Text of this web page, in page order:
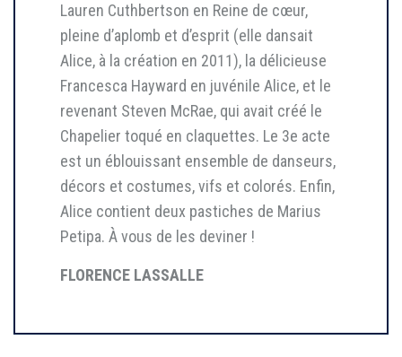
Lauren Cuthbertson en Reine de cœur,
pleine d’aplomb et d’esprit (elle dansait
Alice, à la création en 2011), la délicieuse
Francesca Hayward en juvénile Alice, et le
revenant Steven McRae, qui avait créé le
Chapelier toqué en claquettes. Le 3e acte
est un éblouissant ensemble de danseurs,
décors et costumes, vifs et colorés. Enfin,
Alice contient deux pastiches de Marius
Petipa. À vous de les deviner !
FLORENCE LASSALLE